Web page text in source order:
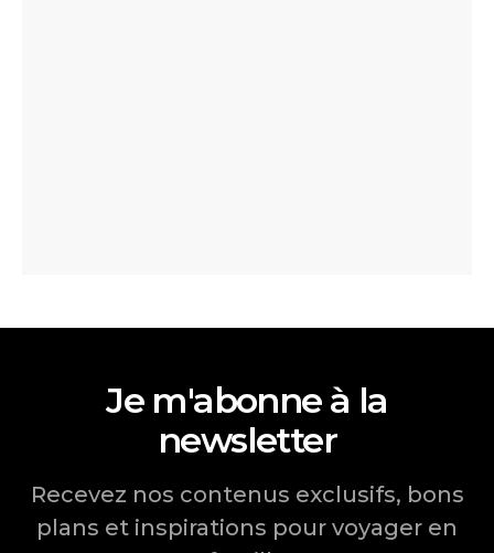
Je m'abonne à la
newsletter
Recevez nos contenus exclusifs, bons
plans et inspirations pour voyager en